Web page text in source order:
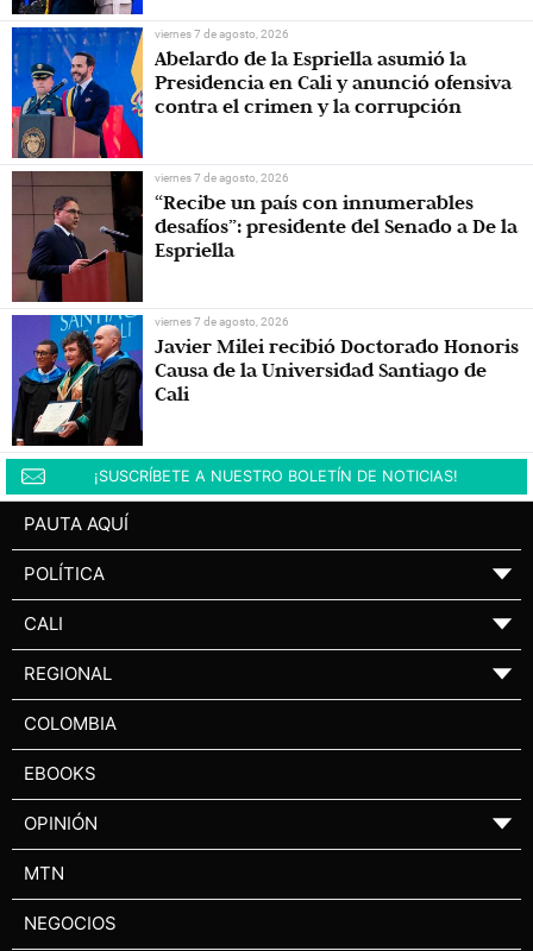
viernes 7 de agosto, 2026
Abelardo de la Espriella asumió la
Presidencia en Cali y anunció ofensiva
contra el crimen y la corrupción
viernes 7 de agosto, 2026
“Recibe un país con innumerables
desafíos”: presidente del Senado a De la
Espriella
viernes 7 de agosto, 2026
Javier Milei recibió Doctorado Honoris
Causa de la Universidad Santiago de
Cali
¡SUSCRÍBETE A NUESTRO BOLETÍN DE NOTICIAS!
PAUTA AQUÍ
POLÍTICA ▼
CALI ▼
REGIONAL ▼
COLOMBIA
EBOOKS
OPINIÓN ▼
MTN
NEGOCIOS